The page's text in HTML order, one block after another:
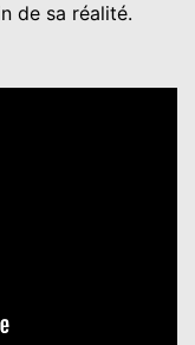
de sa réalité.